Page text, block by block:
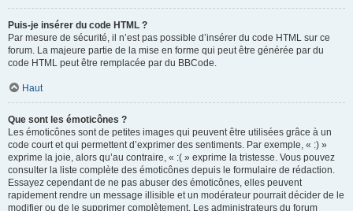
Puis-je insérer du code HTML ?
Par mesure de sécurité, il n’est pas possible d’insérer du code HTML sur ce
forum. La majeure partie de la mise en forme qui peut être générée par du
code HTML peut être remplacée par du BBCode.
Haut
Que sont les émoticônes ?
Les émoticônes sont de petites images qui peuvent être utilisées grâce à un
code court et qui permettent d’exprimer des sentiments. Par exemple, « :) »
exprime la joie, alors qu’au contraire, « :( » exprime la tristesse. Vous pouvez
consulter la liste complète des émoticônes depuis le formulaire de rédaction.
Essayez cependant de ne pas abuser des émoticônes, elles peuvent
rapidement rendre un message illisible et un modérateur pourrait décider de le
modifier ou de le supprimer complètement. Les administrateurs du forum